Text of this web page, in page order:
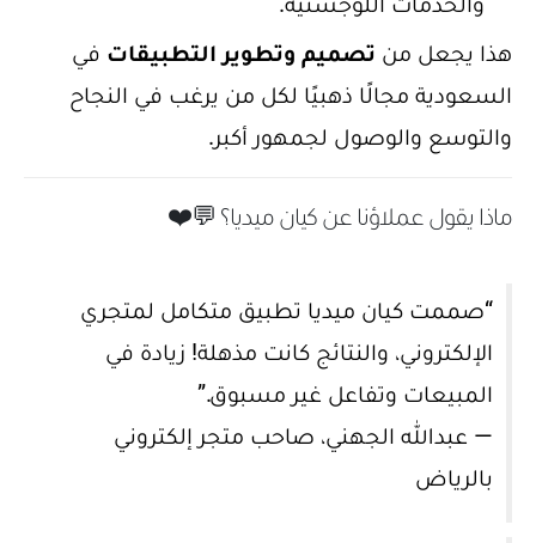
هذا يجعل من تصميم وتطوير التطبيقات في
السعودية مجالًا ذهبيًا لكل من يرغب في النجاح
والتوسع والوصول لجمهور أكبر.
ماذا يقول عملاؤنا عن كيان ميديا؟ 💬❤️
“صممت كيان ميديا تطبيق متكامل لمتجري
الإلكتروني، والنتائج كانت مذهلة! زيادة في
المبيعات وتفاعل غير مسبوق.”
— عبدالله الجهني، صاحب متجر إلكتروني
بالرياض